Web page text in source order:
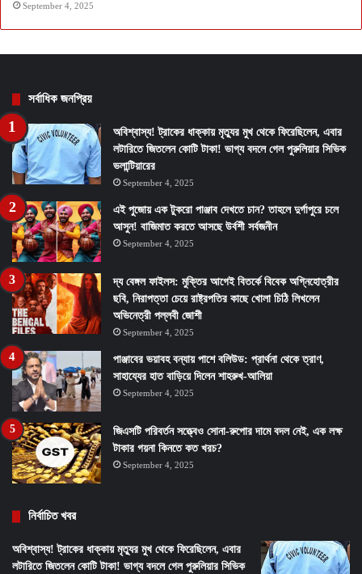
September 4, 2025
সর্বাধিক জনপ্রিয়
অবিশ্বাস্য! ট্রাকের ধাক্কায় মৃত্যুর মুখ থেকে ফিরেছিলেন, এবার
লটারিতে জিতলেন কোটি টাকা! ভাগ্য বদলে গেল পুরুলিয়ার সিভিক
ভলান্টিয়ারের
September 4, 2025
এই পুজোয় এক টুকরো পাঞ্জাব দেখতে চান? তাহলে দুর্গাপুরে চলে
আসুন! বাজিমাত করতে আসছে উর্বশী সর্বজনীন
September 4, 2025
দ্য বেঙ্গল ফাইলস: মুক্তির আগেই বিতর্কে বিবেক অগ্নিহোত্রীর
ছবি, নিরাপত্তা চেয়ে রাষ্ট্রপতির কাছে খোলা চিঠি লিখলেন
অভিনেত্রী পল্লবী জোশী
September 4, 2025
পাঞ্জাবের ভয়াবহ বন্যায় পাশে বলিউড: প্রার্থনা থেকে ত্রাণ,
সাহায্যের হাত বাড়িয়ে দিলেন শাহরুখ-আলিয়া
September 4, 2025
জিএসটি পরিবর্তন সত্ত্বেও সোনা-রুপোর দামে বদল নেই, এক লক্ষ
টাকার গয়না কিনতে কত খরচ?
September 4, 2025
নির্বাচিত খবর
অবিশ্বাস্য! ট্রাকের ধাক্কায় মৃত্যুর মুখ থেকে ফিরেছিলেন, এবার
লটারিতে জিতলেন কোটি টাকা! ভাগ্য বদলে গেল পুরুলিয়ার সিভিক